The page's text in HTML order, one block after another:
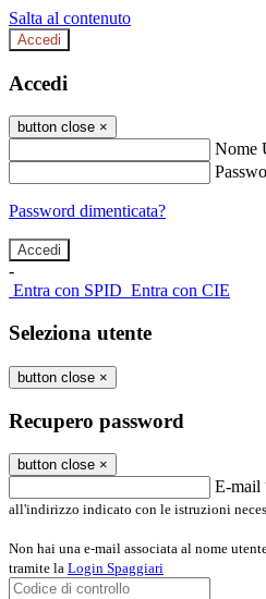
Salta al contenuto
Accedi
Accedi
button close ×
Nome
Password dimenticata?
-
Entra con SPID Entra con CIE
Seleziona utente
button close ×
Recupero password
button close ×
E-mail
all'indirizzo indicato con le istruzioni
Non hai una e-mail associata al nome
tramite la Login Spaggiari